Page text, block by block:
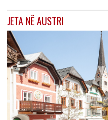
JETA NË AUSTRI